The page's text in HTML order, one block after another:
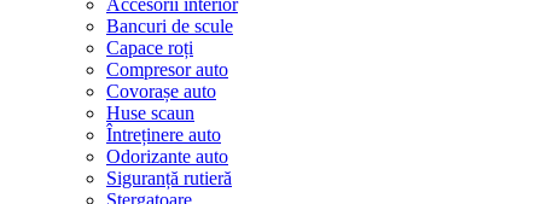
Accesorii interior
Bancuri de scule
Capace roți
Compresor auto
Covorașe auto
Huse scaun
Întreținere auto
Odorizante auto
Siguranță rutieră